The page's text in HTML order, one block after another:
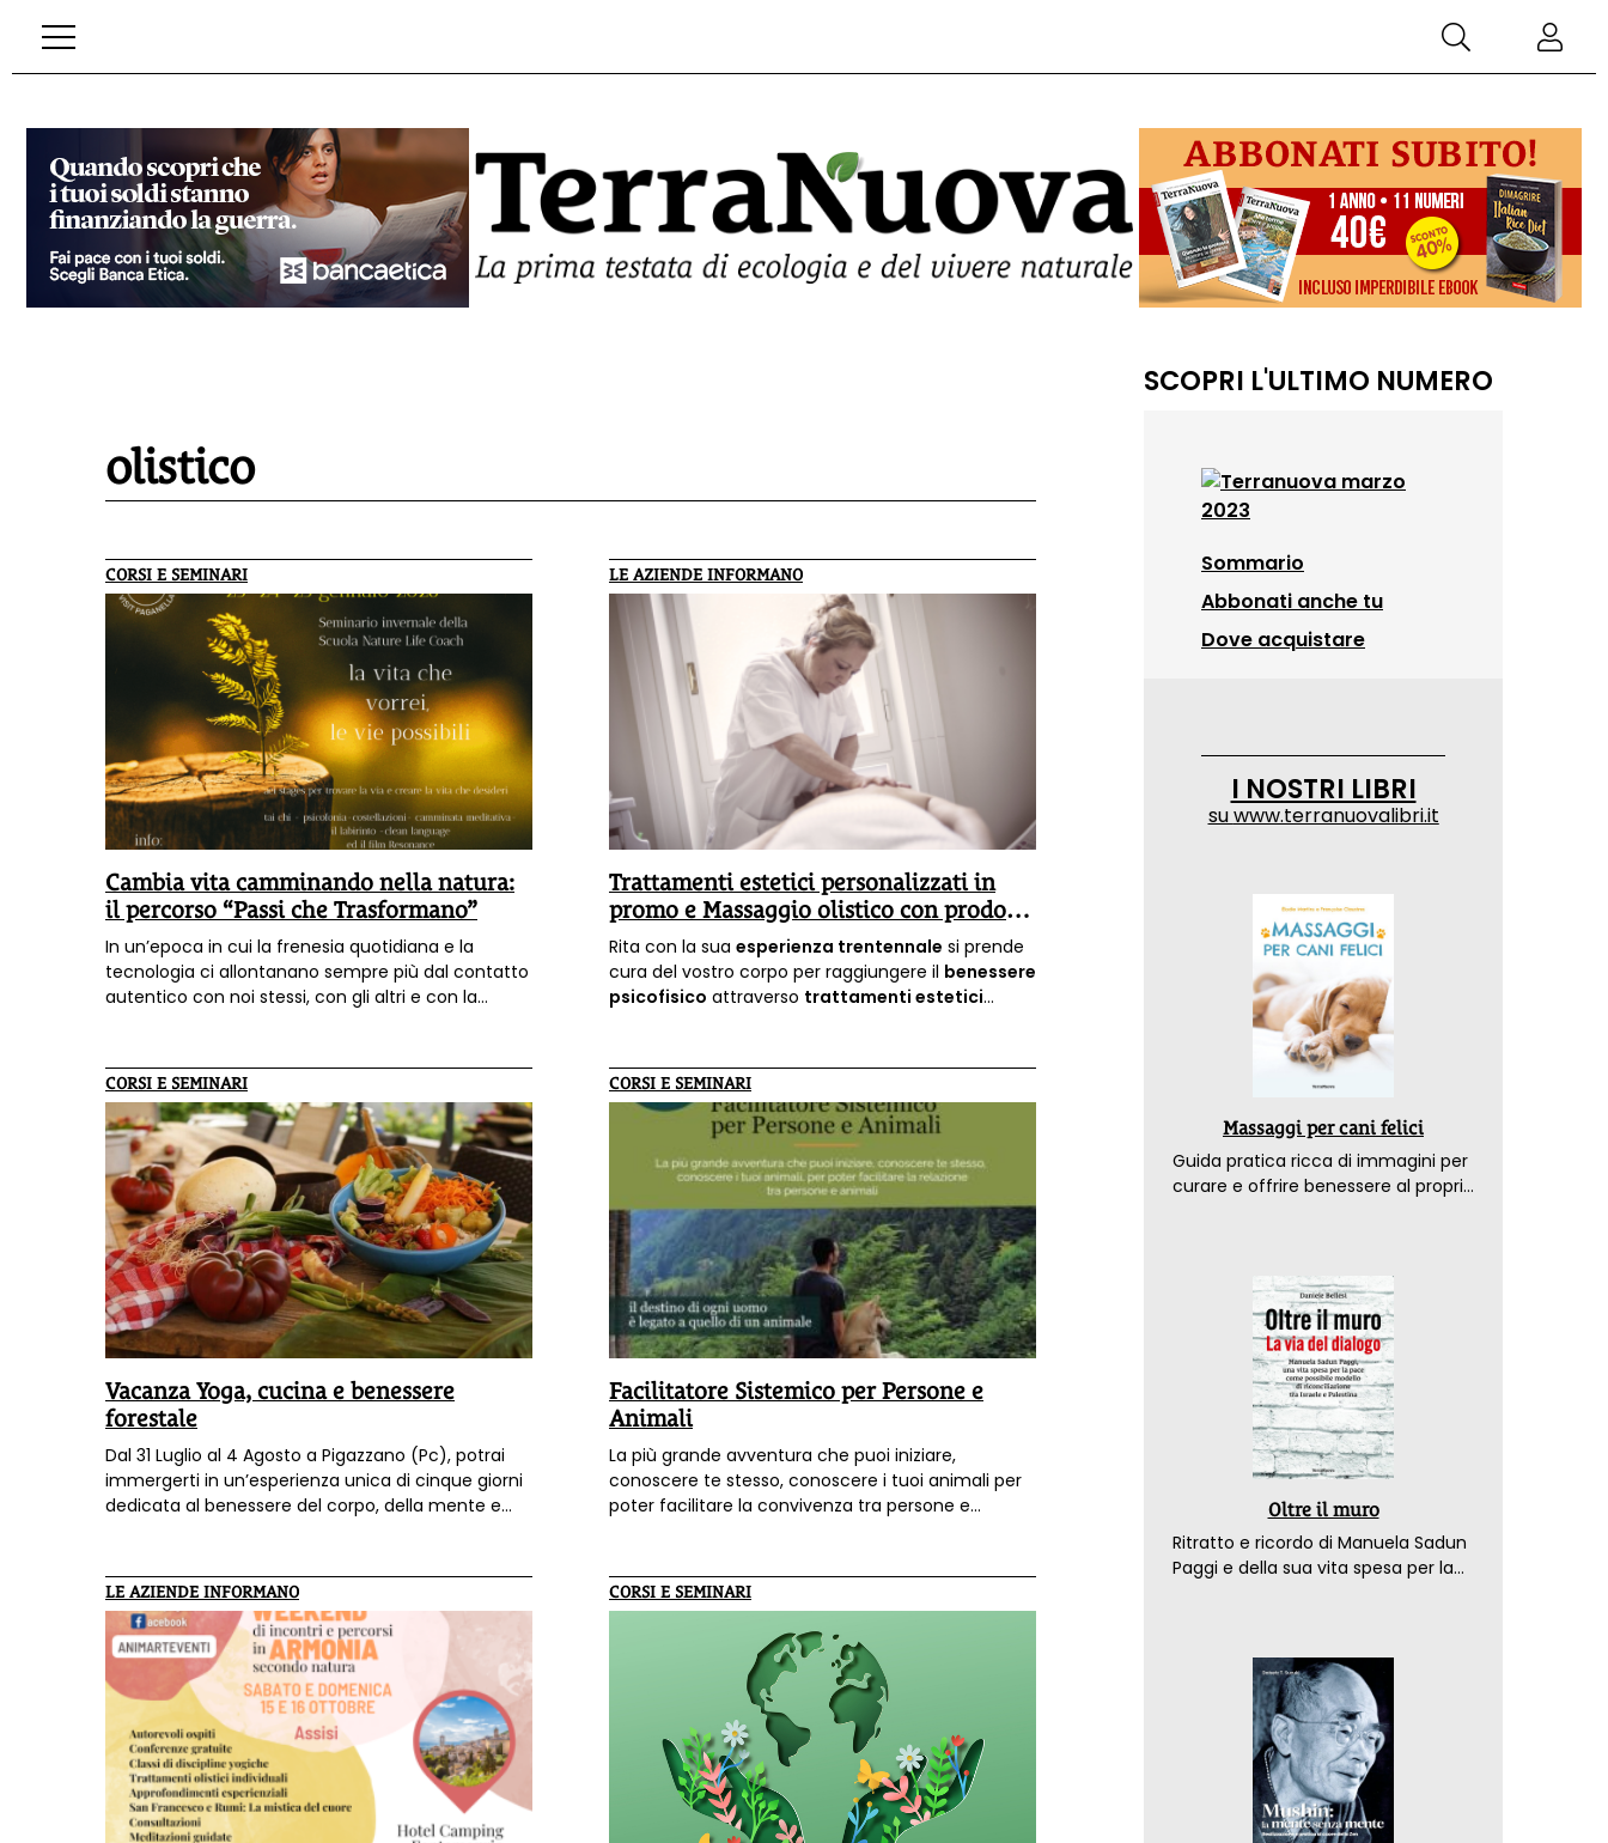
olistico
CORSI E SEMINARI
Cambia vita camminando nella natura:
il percorso “Passi che Trasformano”
In un’epoca in cui la frenesia quotidiana e la
tecnologia ci allontanano sempre più dal contatto
autentico con noi stessi, con gli altri e con la
Nature Life Coach di Passi che trasformano, con
sede nel cuore rigoglioso del Trentino, offre un
cammino biennale unico nel suo genere, dove la
formazione professionale si fonde con la rinascita
personale attraverso esperienze immerse nel
mondo naturale.
LE AZIENDE INFORMANO
Trattamenti estetici personalizzati in
promo e Massaggio olistico con prodotti
naturali
Rita con la sua esperienza trentennale si prende
cura del vostro corpo per raggiungere il benessere
psicofisico attraverso trattamenti estetici
naturali: massaggio olistico, riflessologia
plantare, cataplasmi, alghe, calco, trattamenti
viso con ossigeno, epilazione e pressoterapia.
CORSI E SEMINARI
Vacanza Yoga, cucina e benessere
forestale
Dal 31 Luglio al 4 Agosto a Pigazzano (Pc), potrai
immergerti in un’esperienza unica di cinque giorni
dedicata al benessere del corpo, della mente e
CORSI E SEMINARI
Facilitatore Sistemico per Persone e
Animali
La più grande avventura che puoi iniziare,
conoscere te stesso, conoscere i tuoi animali per
poter facilitare la convivenza tra persone e
LE AZIENDE INFORMANO CORSI E SEMINARI
SCOPRI L'ULTIMO NUMERO
Sommario
Abbonati anche tu
Dove acquistare
I NOSTRI LIBRI
suwww.terranuovalibri.it
Massaggi per cani felici
Guida pratica ricca di immagini per
curare e offrire benessere al proprio
Oltre il muro
Ritratto e ricordo di Manuela Sadun
Paggi e della sua vita spesa per la